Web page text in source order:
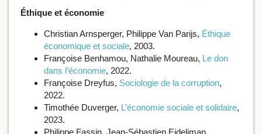
Éthique et économie
Christian Arnsperger, Philippe Van Parijs, Éthique
économique et sociale, 2003.
Françoise Benhamou, Nathalie Moureau, Le don
dans l’économie, 2022.
Françoise Dreyfus, Sociologie de la corruption,
2022.
Timothée Duverger, L’économie sociale et solidaire,
2023.
Philippe Fassin, Jean-Sébastien Eideliman,